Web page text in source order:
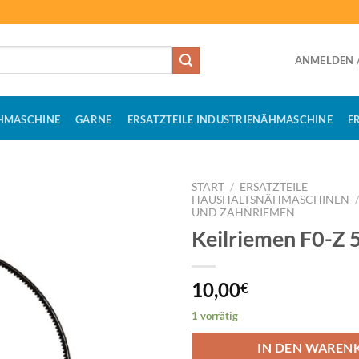
ANMELDEN
GARNE ERSATZTEILE INDUSTRIENÄHMASCHINE
START / ERSATZTEILE
HAUSHALTSNÄHMASCHINEN /
UND ZAHNRIEMEN
Keilriemen F0-Z
10,00€
1 vorrätig
IN DEN